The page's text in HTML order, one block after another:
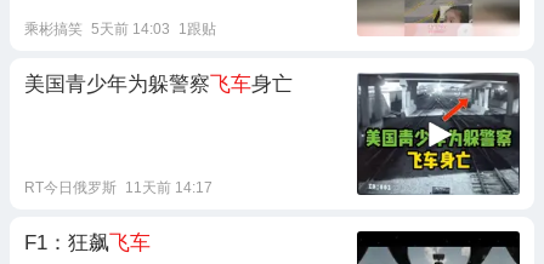
乘彬搞笑 5天前 14:03 1跟贴
美国青少年为躲警察 飞车身亡
RT今日俄罗斯 11天前 14:17
F1：狂飙飞车